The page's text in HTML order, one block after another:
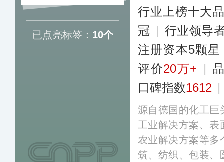
已点亮标签： 10个
行业上榜十大
冠 | 行业领导
注册资本5颗星
评价20万+ |
口碑指数1612 |
源自德国的化工巨
工业解决方案、表
农业解决方案等多
筑、纺织、包装、